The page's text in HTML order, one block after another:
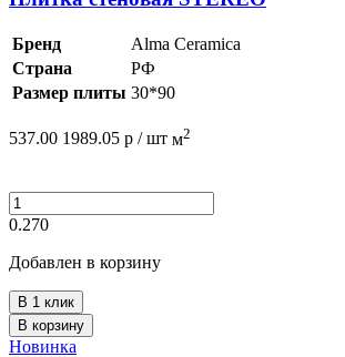
Бренд
Alma Ceramica
Страна
РФ
Размер плиты 30*90
537.00 1989.05 р / шт м2
0.270
Добавлен в корзину
В 1 клик
В корзину
Новинка